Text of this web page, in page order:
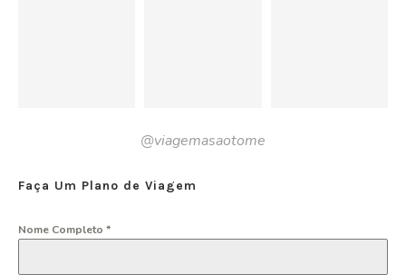
@viagemasaotome
Faça Um Plano de Viagem
Nome Completo *